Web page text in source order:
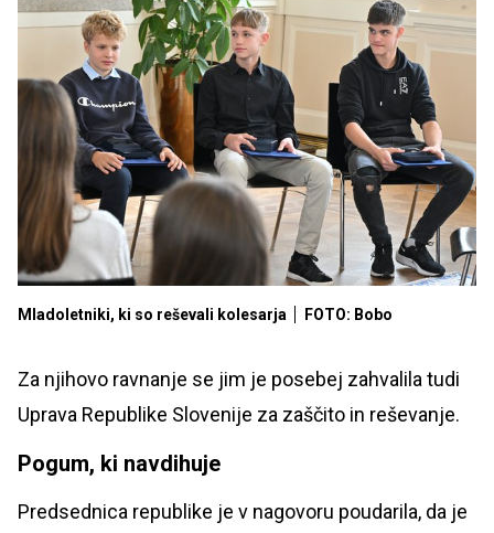
Mladoletniki, ki so reševali kolesarja FOTO: Bobo
Za njihovo ravnanje se jim je posebej zahvalila tudi
Uprava Republike Slovenije za zaščito in reševanje.
Pogum, ki navdihuje
Predsednica republike je v nagovoru poudarila, da je